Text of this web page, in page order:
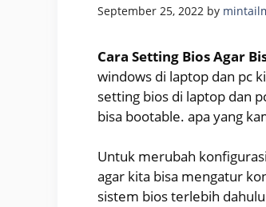
September 25, 2022 by
Cara Setting Bios Agar
windows di laptop dan pc
setting bios di laptop dan
bisa bootable. apa yang
Untuk merubah
agar kita bisa mengatur
sistem bios terlebih